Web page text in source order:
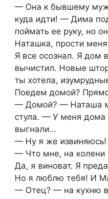
— Она к бывшему
куда идти! — Дима
поймать ее руку, но
Наташка, прости
Я все осознал. Я дом
вычистил. Новые
ты хотела,
Поедем домой?
— Домой? — Наташа
стула. — У меня дома
выгнали…
— Ну я же
— Что мне, на колени
Да, я виноват. Я
Но я люблю тебя! И
— Отец? — на кухню